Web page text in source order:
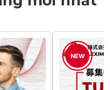
NEW